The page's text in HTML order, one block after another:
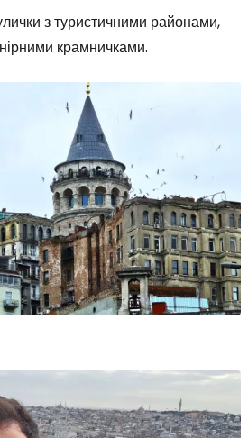
з туристичними районами,
крамничками.